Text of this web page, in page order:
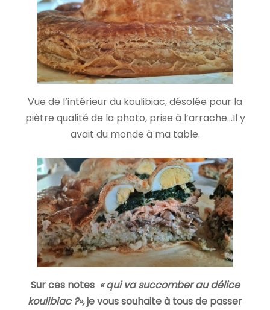
Vue de l’intérieur du koulibiac, désolée pour la
piètre qualité de la photo, prise à l’arrache…Il y
avait du monde à ma table.
Sur ces notes « qui va succomber au délice
koulibiac ?»,je vous souhaite à tous de passer